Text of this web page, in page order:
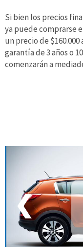
Si bien los precios
ya puede comprarse
un precio de
garantía de 3 años o
comenzarán a
❮